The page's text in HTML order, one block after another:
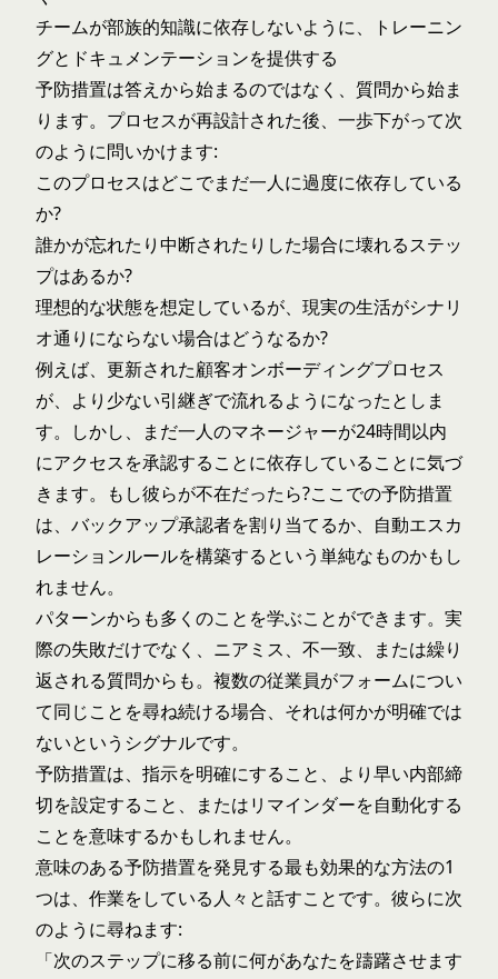
チームが部族的知識に依存しないように、トレーニン
グとドキュメンテーションを提供する
予防措置は答えから始まるのではなく、質問から始ま
ります。プロセスが再設計された後、一歩下がって次
のように問いかけます:
このプロセスはどこでまだ一人に過度に依存している
か?
誰かが忘れたり中断されたりした場合に壊れるステッ
プはあるか?
理想的な状態を想定しているが、現実の生活がシナリ
オ通りにならない場合はどうなるか?
例えば、更新された顧客オンボーディングプロセス
が、より少ない引継ぎで流れるようになったとしま
す。しかし、まだ一人のマネージャーが24時間以内
にアクセスを承認することに依存していることに気づ
きます。もし彼らが不在だったら?ここでの予防措置
は、バックアップ承認者を割り当てるか、自動エスカ
レーションルールを構築するという単純なものかもし
れません。
パターンからも多くのことを学ぶことができます。実
際の失敗だけでなく、ニアミス、不一致、または繰り
返される質問からも。複数の従業員がフォームについ
て同じことを尋ね続ける場合、それは何かが明確では
ないというシグナルです。
予防措置は、指示を明確にすること、より早い内部締
切を設定すること、またはリマインダーを自動化する
ことを意味するかもしれません。
意味のある予防措置を発見する最も効果的な方法の1
つは、作業をしている人々と話すことです。彼らに次
のように尋ねます:
「次のステップに移る前に何があなたを躊躇させます